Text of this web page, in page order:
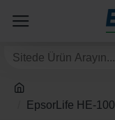
EpsorLife HE-